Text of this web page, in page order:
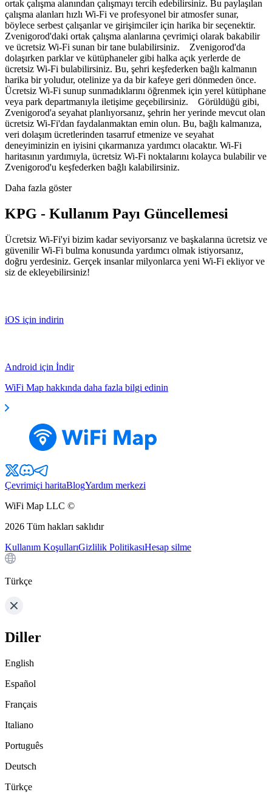
ortak çalışma alanından çalışmayı tercih edebilirsiniz. Bu paylaşılan
çalışma alanları hızlı Wi-Fi ve profesyonel bir atmosfer sunar,
böylece serbest çalışanlar ve girişimciler için harika bir seçenektir.
Zvenigorod'daki ortak çalışma alanlarına çevrimiçi olarak bakabilir
ve ücretsiz Wi-Fi sunan bir tane bulabilirsiniz. Zvenigorod'da
dolaşırken parklar ve kütüphaneler gibi halka açık yerlerde de
ücretsiz Wi-Fi bulabilirsiniz. Bu, şehri keşfederken bağlı kalmanın
harika bir yoludur, otelinize ya da bir kafeye geri dönmeden önce.
Ücretsiz Wi-Fi sunup sunmadıklarını öğrenmek için yerel kütüphane
veya park departmanıyla iletişime geçebilirsiniz. Görüldüğü gibi,
Zvenigorod'a seyahat planlıyorsanız, şehrin her yerinde mevcut olan
ücretsiz Wi-Fi'dan faydalanmaktan emin olun. Bu, bağlı kalmanıza,
veri dolaşım ücretlerinden tasarruf etmenize ve seyahat
deneyiminizin en iyisini çıkarmanıza yardımcı olacaktır. Wi-Fi
haritasının yardımıyla, ücretsiz Wi-Fi noktalarını kolayca bulabilir ve
Zvenigorod'u keşfederken bağlı kalabilirsiniz.
Daha fazla göster
KPG - Kullanım Payı Güncellemesi
Ücretsiz Wi-Fi'yi bizim kadar seviyorsanız ve başkalarına ücretsiz ve
güvenilir Wi-Fi bulma konusunda yardımcı olmak istiyorsanız,
doğru yerdesiniz. Gerçek insanlar milyonlarca yeni Wi-Fi ekliyor ve
siz de ekleyebilirsiniz!
iOS için indirin
Android için İndir
WiFi Map hakkında daha fazla bilgi edinin
Çevrimiçi haritaBlogYardım merkezi
WiFi Map LLC ©
2026 Tüm hakları saklıdır
Kullanım KoşullarıGizlilik PolitikasıHesap silme
Türkçe
Diller
English
Español
Français
Italiano
Português
Deutsch
Türkçe